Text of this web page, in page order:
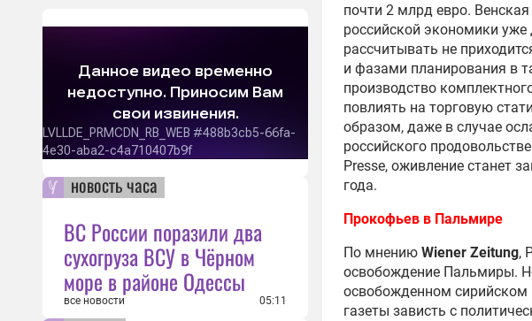
новость часа
ВС России поразили два
сухогруза ВСУ в Чёрном
море в районе Одессы
все новости 05:11
почти 2 млрд евро.
российской экономики
рассчитывать не
и фазами планирования в
производство
повлиять на торговую
образом, даже в случае
российского
Presse, оживление станет
года.
Прокофьев в Пальмире
По мнению Wiener Zeitung,
освобождение Пальмиры.
освобожденном сирийском
газеты зависть с